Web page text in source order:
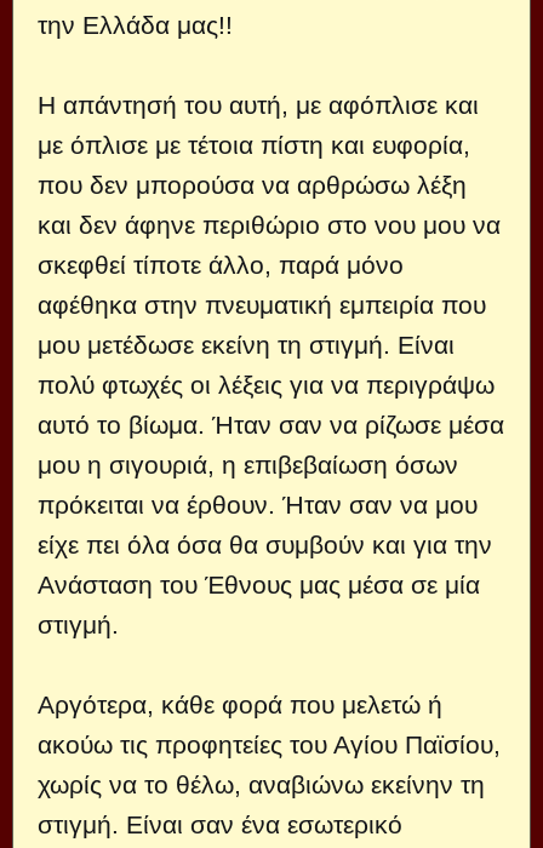
την Ελλάδα μας!!
Η απάντησή του αυτή, με αφόπλισε και
με όπλισε με τέτοια πίστη και ευφορία,
που δεν μπορούσα να αρθρώσω λέξη
και δεν άφηνε περιθώριο στο νου μου να
σκεφθεί τίποτε άλλο, παρά μόνο
αφέθηκα στην πνευματική εμπειρία που
μου μετέδωσε εκείνη τη στιγμή. Είναι
πολύ φτωχές οι λέξεις για να περιγράψω
αυτό το βίωμα. Ήταν σαν να ρίζωσε μέσα
μου η σιγουριά, η επιβεβαίωση όσων
πρόκειται να έρθουν. Ήταν σαν να μου
είχε πει όλα όσα θα συμβούν και για την
Ανάσταση του Έθνους μας μέσα σε μία
στιγμή.
Αργότερα, κάθε φορά που μελετώ ή
ακούω τις προφητείες του Αγίου Παϊσίου,
χωρίς να το θέλω, αναβιώνω εκείνην τη
στιγμή. Είναι σαν ένα εσωτερικό